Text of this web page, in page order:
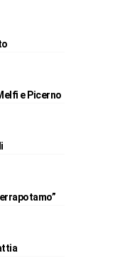
e Picerno